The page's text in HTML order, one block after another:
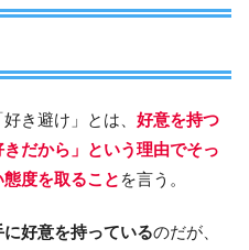
き避け」とは、 好意を持つ
だから」という理由でそっ
度を取ること を言う。
好意を持っているのだが、